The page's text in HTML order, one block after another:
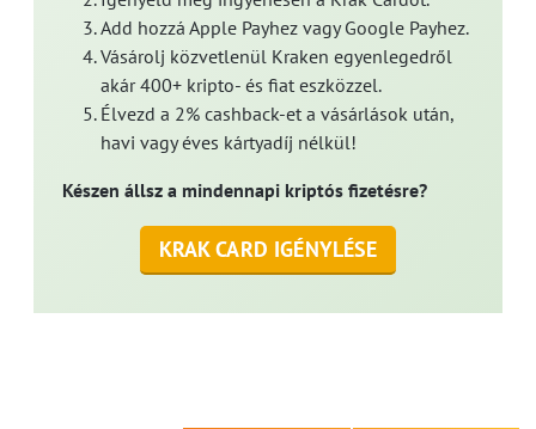
Add hozzá Apple Payhez vagy Google Payhez.
Vásárolj közvetlenül Kraken egyenlegedről
akár 400+ kripto- és fiat eszközzel.
Élvezd a 2% cashback-et a vásárlások után,
havi vagy éves kártyadíj nélkül!
Készen állsz a mindennapi kriptós fizetésre?
KRAK CARD IGÉNYLÉSE